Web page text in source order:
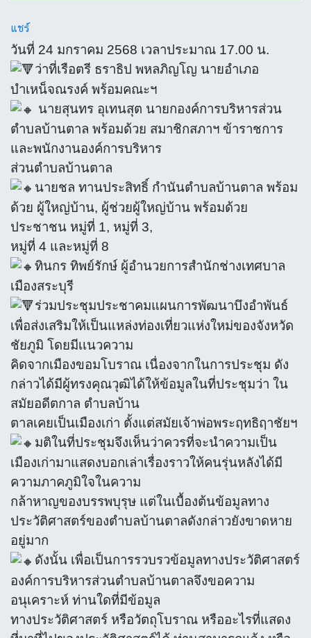
แชร์
วันที่ 24 มกราคม 2568 เวลาประมาณ 17.00 น.
ว่าที่เรือตรี ธราธิป พหลภิญโญ นายอำเภอ
บำเหน็จณรงค์ พร้อมคณะฯ
นายสุนทร อุเทนสุต นายกองค์การบริหารส่วน
ตำบลบ้านตาล พร้อมด้วย สมาชิกสภาฯ ข้าราชการ
และพนักงานองค์การบริหาร
ส่วนตำบลบ้านตาล
นายชล ทานประสิทธิ์ กำนันตำบลบ้านตาล พร้อม
ด้วย ผู้ใหญ่บ้าน, ผู้ช่วยผู้ใหญ่บ้าน พร้อมด้วย
ประชาชน หมู่ที่ 1, หมู่ที่ 3,
หมู่ที่ 4 และหมู่ที่ 8
ทินกร ทิพย์รักษ์ ผู้อำนวยการสำนักช่างเทศบาล
เมืองสระบุรี
ร่วมประชุมประชาคมแผนการพัฒนาบึงอำพันธ์
เพื่อส่งเสริมให้เป็นแหล่งท่องเที่ยวแห่งใหม่ของจังหวัด
ชัยภูมิ โดยมีเเนวความ
คิดจากเมืองขอมโบราณ เนื่องจากในการประชุม ดัง
กล่าวได้มีผู้ทรงคุณวุฒิได้ให้ข้อมูลในที่ประชุมว่า ใน
สมัยอดีตกาล ตำบลบ้าน
ตาลเคยเป็นเมืองเก่า ตั้งแต่สมัยเจ้าพ่อพระฤทธิฤาชัยฯ
มติในที่ประชุมจึงเห็นว่าควรที่จะนำความเป็น
เมืองเก่ามาแสดงบอกเล่าเรื่องราวให้คนรุ่นหลังได้มี
ความภาคภูมิใจในความ
กล้าหาญของบรรพบุรุษ แต่ในเบื้องต้นข้อมูลทาง
ประวัติศาสตร์ของตำบลบ้านตาลดังกล่าวยังขาดหาย
อยู่มาก
ดังนั้น เพื่อเป็นการรวบรวข้อมูลทางประวัติศาสตร์
องค์การบริหารส่วนตำบลบ้านตาลจึงขอความ
อนุเคราะห์ ท่านใดที่มีข้อมูล
ทางประวัติศาสตร์ หรือวัตถุโบราณ หรืออะไรที่แสดง